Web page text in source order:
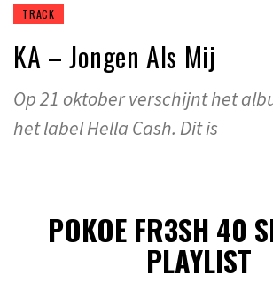
TRACK
KA – Jongen Als Mij
Op 21 oktober verschijnt het
het label Hella Cash. Dit is
POKOE FR3SH 40
PLAYLIST